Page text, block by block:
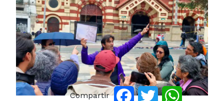
Compartir FacebookTwitterWhatsApp